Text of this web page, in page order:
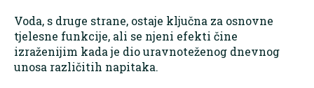
Voda, s druge strane, ostaje ključna za osnovne
tjelesne funkcije, ali se njeni efekti čine
izraženijim kada je dio uravnoteženog dnevnog
unosa različitih napitaka.